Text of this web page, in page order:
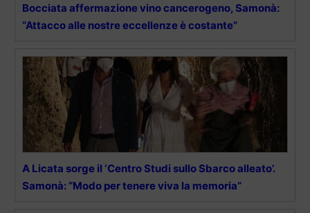
Bocciata affermazione vino cancerogeno, Samonà:
“Attacco alle nostre eccellenze è costante”
A Licata sorge il ‘Centro Studi sullo Sbarco alleato’.
Samonà: “Modo per tenere viva la memoria”